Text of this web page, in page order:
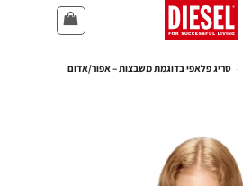
- סריג פלאפי בדוגמת משבצות – אפור/אדום